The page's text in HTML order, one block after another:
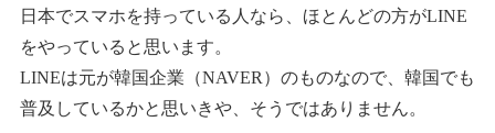
日本でスマホを持っている人なら、ほとんどの方がLINE
をやっていると思います。
LINEは元が韓国企業（NAVER）のものなので、韓国でも
普及しているかと思いきや、そうではありません。